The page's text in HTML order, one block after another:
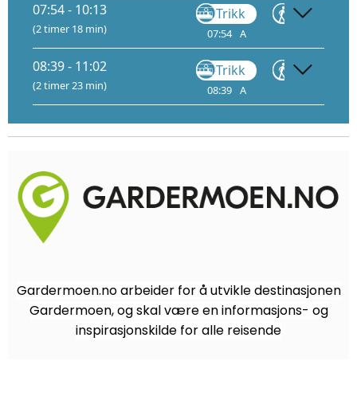
07:54 - 10:13
(2 timer 18 min)
Trikk
07:54 A
Gå
08:39 - 11:02
(2 timer 23 min)
Trikk
08:39 A
Gå
Gardermoen.no arbeider for å utvikle destinasjonen
Gardermoen, og skal være en informasjons- og
inspirasjonskilde for alle reisende